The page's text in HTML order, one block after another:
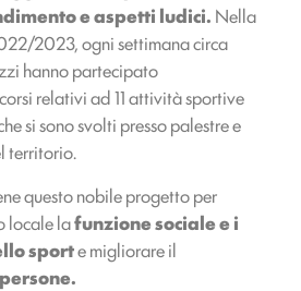
e aspetti ludici. Nella
2023, ogni settimana circa
hanno partecipato
relativi ad 11 attività sportive
si sono svolti presso palestre e
territorio.
questo nobile progetto per
locale lafunzione sociale e i
sporte migliorare il